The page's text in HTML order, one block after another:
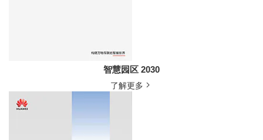
智慧园区 2030
了解更多